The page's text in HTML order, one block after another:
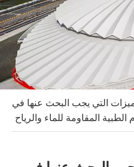
التي يجب البحث عنها في
الطبية المقاومة للماء والرياح